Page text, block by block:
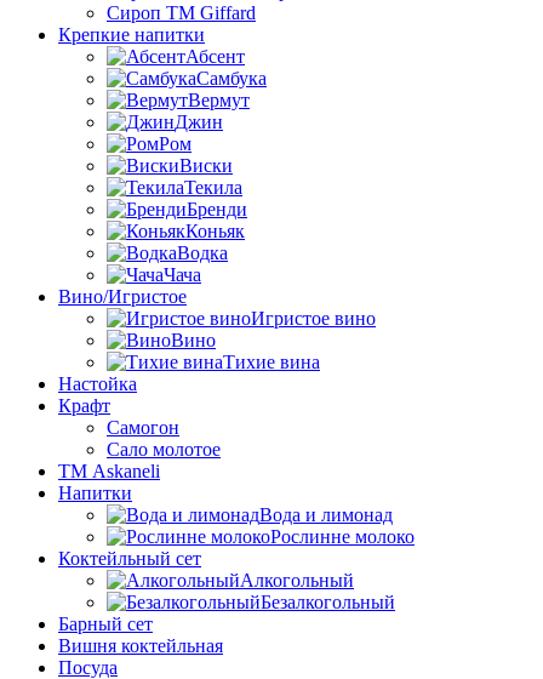
Сироп TM Giffard
Крепкие напитки
Абсент
Самбука
Вермут
Джин
Ром
Виски
Текила
Бренди
Коньяк
Водка
Чача
Вино/Игристое
Игристое вино
Вино
Тихие вина
Настойка
Крафт
Самогон
Сало молотое
ТМ Askaneli
Напитки
Вода и лимонад
Рослинне молоко
Коктейльный сет
Алкогольный
Безалкогольный
Барный сет
Вишня коктейльная
Посуда